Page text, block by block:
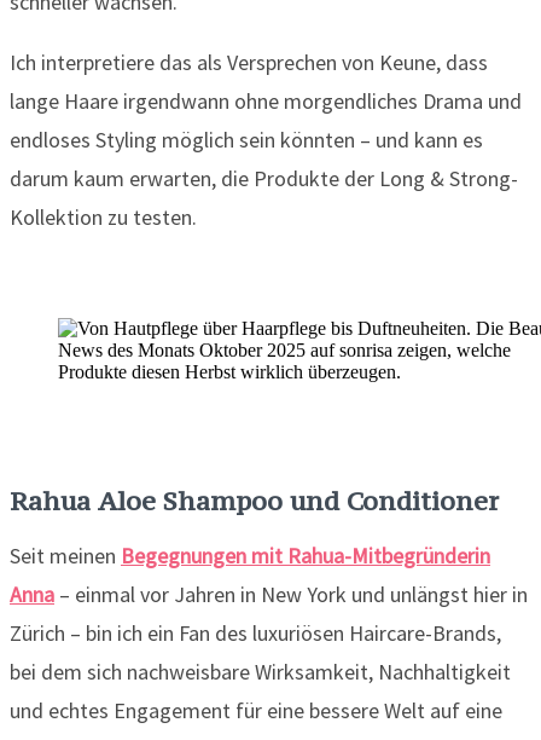
Ich interpretiere das als Versprechen von Keune, dass
lange Haare irgendwann ohne morgendliches Drama und
endloses Styling möglich sein könnten – und kann es
darum kaum erwarten, die Produkte der Long & Strong-
Kollektion zu testen.
Rahua Aloe Shampoo und Conditioner
Seit meinen Begegnungen mit Rahua-Mitbegründerin
Anna – einmal vor Jahren in New York und unlängst hier in
Zürich – bin ich ein Fan des luxuriösen Haircare-Brands,
bei dem sich nachweisbare Wirksamkeit, Nachhaltigkeit
und echtes Engagement für eine bessere Welt auf eine